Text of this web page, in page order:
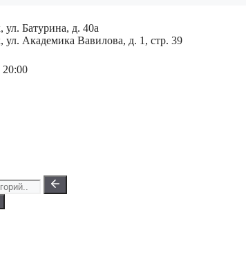
ул. Батурина, д. 40а
ул. Академика Вавилова, д. 1, стр. 39